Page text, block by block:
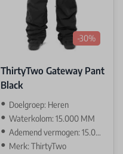
-30%
ThirtyTwo Gateway Pant
Black
Doelgroep: Heren
Waterkolom: 15.000 MM
Ademend vermogen: 15.000 GR
Merk: ThirtyTwo